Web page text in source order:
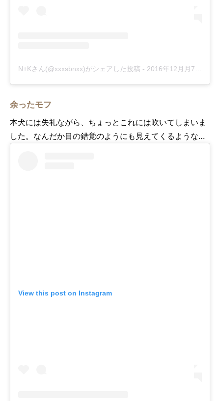
N+Kさん(@xxxsbnxx)がシェアした投稿 - 2016年12月月7日午前3時48分PST
余ったモフ
本犬には失礼ながら、ちょっとこれには吹いてしまいま
した。なんだか目の錯覚のようにも見えてくるような…
View this post on Instagram